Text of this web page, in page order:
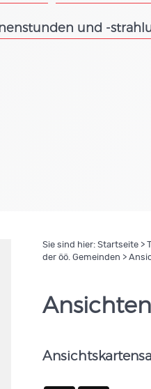
. und -
Sie sind hier: Startseite>
der öö. Gemeinden >